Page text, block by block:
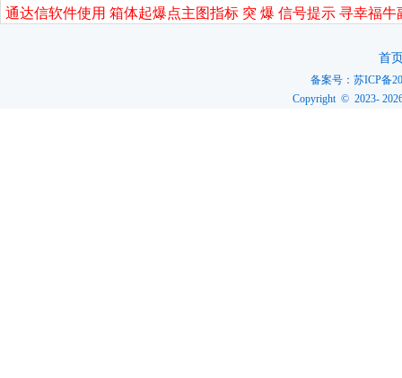
通达信软件使用 箱体起爆点主图指标 突 爆 信号提示 寻幸福
首
备案号：苏ICP备
Copyright © 2023-